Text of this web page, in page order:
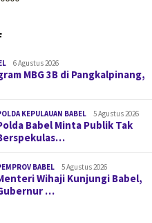
6 Agustus 2026
MBG 3B di Pangkalpinang,
KEPULAUAN BABEL 5 Agustus 2026
Babel Minta Publik Tak
BABEL 5 Agustus 2026
Wihaji Kunjungi Babel,
…